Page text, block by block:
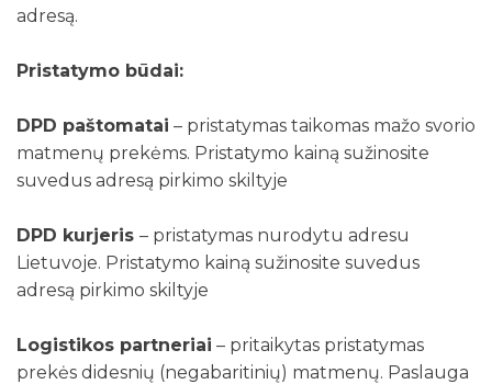
adresą.
Pristatymo būdai:
DPD paštomatai – pristatymas taikomas mažo svorio
matmenų prekėms. Pristatymo kainą sužinosite
suvedus adresą pirkimo skiltyje
DPD kurjeris – pristatymas nurodytu adresu
Lietuvoje. Pristatymo kainą sužinosite suvedus
adresą pirkimo skiltyje
Logistikos partneriai – pritaikytas pristatymas
prekės didesnių (negabaritinių) matmenų. Paslauga